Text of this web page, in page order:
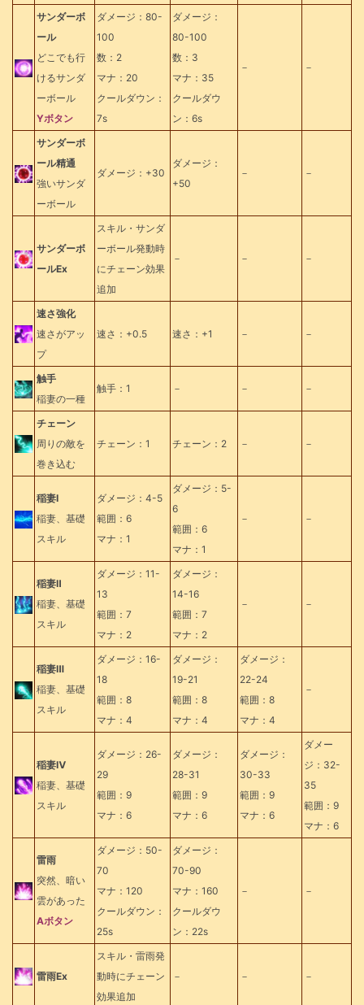
サンダーボ
ール
どこでも行
けるサンダ
ーボール
Yボタン
ダメージ：80-
100
数：2
マナ：20
クールダウン：
7s
ダメージ：
80-100
数：3
マナ：35
クールダウ
ン：6s
－ －
サンダーボ
ール精通
強いサンダ
ーボール
ダメージ：+30
ダメージ：
+50
－ －
サンダーボ
ールEx
スキル・サンダ
ーボール発動時
にチェーン効果
追加
－ － －
速さ強化
速さがアッ
プ
速さ：+0.5 速さ：+1 － －
触手
稲妻の一種
触手：1 － － －
チェーン
周りの敵を
巻き込む
チェーン：1 チェーン：2 － －
稲妻Ⅰ
稲妻、基礎
スキル
ダメージ：4-5
範囲：6
マナ：1
ダメージ：5-
6
範囲：6
マナ：1
－ －
稲妻Ⅱ
稲妻、基礎
スキル
ダメージ：11-
13
範囲：7
マナ：2
ダメージ：
14-16
範囲：7
マナ：2
－ －
稲妻Ⅲ
稲妻、基礎
スキル
ダメージ：16-
18
範囲：8
マナ：4
ダメージ：
19-21
範囲：8
マナ：4
ダメージ：
22-24
範囲：8
マナ：4
－
稲妻Ⅳ
稲妻、基礎
スキル
ダメージ：26-
29
範囲：9
マナ：6
ダメージ：
28-31
範囲：9
マナ：6
ダメージ：
30-33
範囲：9
マナ：6
ダメー
ジ：32-
35
範囲：9
マナ：6
雷雨
突然、暗い
雲があった
Aボタン
ダメージ：50-
70
マナ：120
クールダウン：
25s
ダメージ：
70-90
マナ：160
クールダウ
ン：22s
－ －
雷雨Ex
スキル・雷雨発
動時にチェーン
効果追加
－ － －